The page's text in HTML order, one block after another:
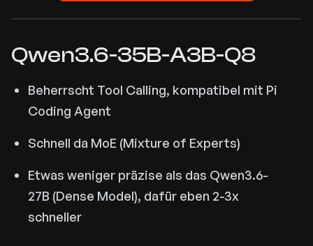
Qwen3.6-35B-A3B-Q8
Beherrscht Tool Calling, kompatibel mit Pi
Coding Agent
Schnell da MoE (Mixture of Experts)
Etwas weniger präzise als das Qwen3.6-
27B (Dense Model), dafür eben 2-3x
schneller